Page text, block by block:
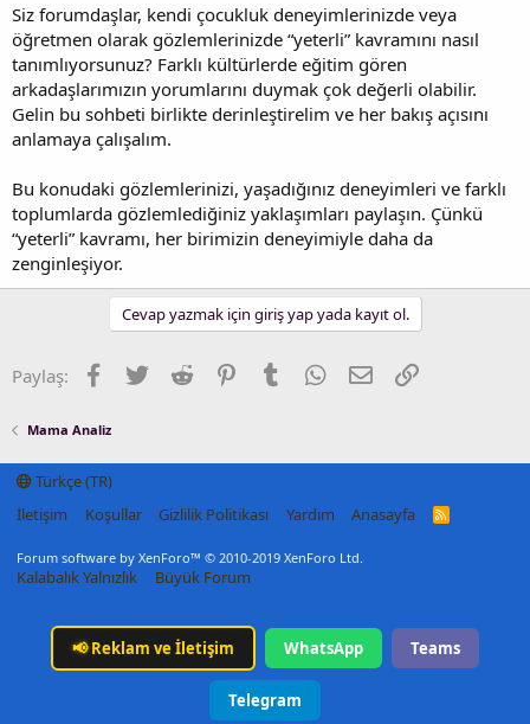
Siz forumdaşlar, kendi çocukluk deneyimlerinizde veya
öğretmen olarak gözlemlerinizde “yeterli” kavramını nasıl
tanımlıyorsunuz? Farklı kültürlerde eğitim gören
arkadaşlarımızın yorumlarını duymak çok değerli olabilir.
Gelin bu sohbeti birlikte derinleştirelim ve her bakış açısını
anlamaya çalışalım.
Bu konudaki gözlemlerinizi, yaşadığınız deneyimleri ve farklı
toplumlarda gözlemlediğiniz yaklaşımları paylaşın. Çünkü
“yeterli” kavramı, her birimizin deneyimiyle daha da
zenginleşiyor.
Cevap yazmak için giriş yap yada kayıt ol.
Paylaş: Facebook
TwitterReddit PinterestTumblrWhatsApp
E-postaLink
Mama Analiz
Türkçe (TR)
İletişim
Koşullar Gizlilik Politikası Yardım Anasayfa
R
Forum software by XenForo™ © 2010-2019 XenForo Ltd.
Kalabalık Yalnızlık Büyük Forum
📢Reklam ve İletişim WhatsApp Teams
Telegram